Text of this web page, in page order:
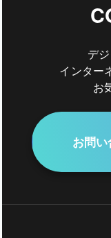
デ
インター
お
お問い